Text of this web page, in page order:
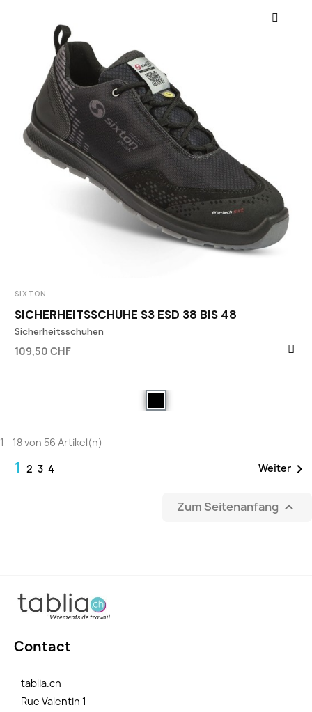
SIXTON
SICHERHEITSSCHUHE S3 ESD 38 BIS 48
Sicherheitsschuhen
109,50 CHF
1 - 18 von 56 Artikel(n)
1 2 3 4 Weiter 
Zum Seitenanfang 
Contact
tablia.ch
Rue Valentin 1